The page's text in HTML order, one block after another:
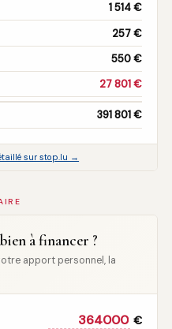
1 514 €
257 €
550 €
27 801 €
391 801 €
sur stop.lu →
à financer ?
apport personnel, la
€